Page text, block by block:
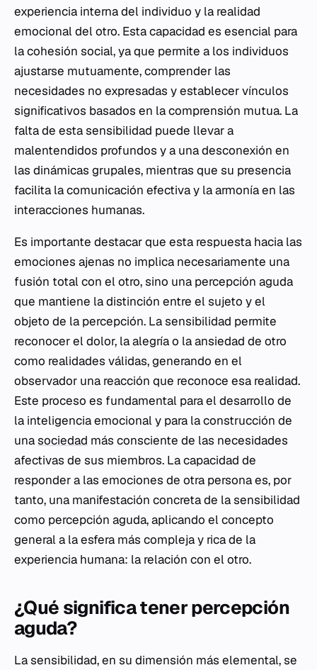
experiencia interna del individuo y la realidad
emocional del otro. Esta capacidad es esencial para
la cohesión social, ya que permite a los individuos
ajustarse mutuamente, comprender las
necesidades no expresadas y establecer vínculos
significativos basados en la comprensión mutua. La
falta de esta sensibilidad puede llevar a
malentendidos profundos y a una desconexión en
las dinámicas grupales, mientras que su presencia
facilita la comunicación efectiva y la armonía en las
interacciones humanas.
Es importante destacar que esta respuesta hacia las
emociones ajenas no implica necesariamente una
fusión total con el otro, sino una percepción aguda
que mantiene la distinción entre el sujeto y el
objeto de la percepción. La sensibilidad permite
reconocer el dolor, la alegría o la ansiedad de otro
como realidades válidas, generando en el
observador una reacción que reconoce esa realidad.
Este proceso es fundamental para el desarrollo de
la inteligencia emocional y para la construcción de
unasociedad más consciente de las necesidades
afectivas de sus miembros. La capacidad de
responder a las emociones de otra persona es, por
tanto, una manifestación concreta de la sensibilidad
como percepción aguda, aplicando el concepto
general a la esfera más compleja y rica de la
experiencia humana: la relación con el otro.
¿Qué significa tener percepción
aguda?
La sensibilidad, en su dimensión más elemental, se